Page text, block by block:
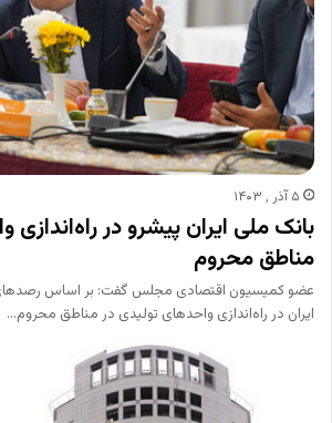
۵ آذر , ۱۴۰۳
بانک ملی ایران پیشرو در
مناطق محروم
عضو کمیسیون اقتصادی مجلس گفت: بر اساس
ایران در راه‌اندازی واحدهای تولیدی در مناطق محروم…